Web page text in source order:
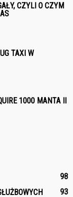
CZYLI O CZYM
TAXI W
1000 MANTA II
98
93